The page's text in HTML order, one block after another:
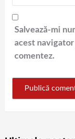
Salvează-mi
acest
comentez.